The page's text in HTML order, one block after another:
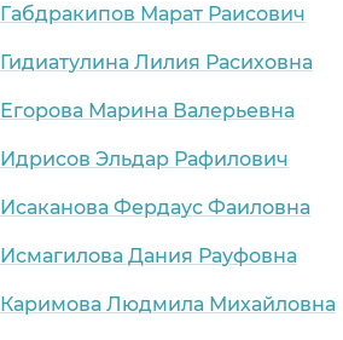
Габдракипов Марат Раисович
Гидиатулина Лилия Расиховна
Егорова Марина Валерьевна
Идрисов Эльдар Рафилович
Исаканова Фердаус Фаиловна
Исмагилова Дания Рауфовна
Каримова Людмила Михайловна